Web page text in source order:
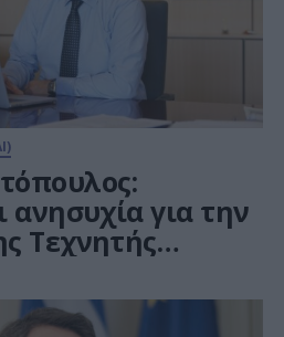
ανησυχία για την
Τεχνητής